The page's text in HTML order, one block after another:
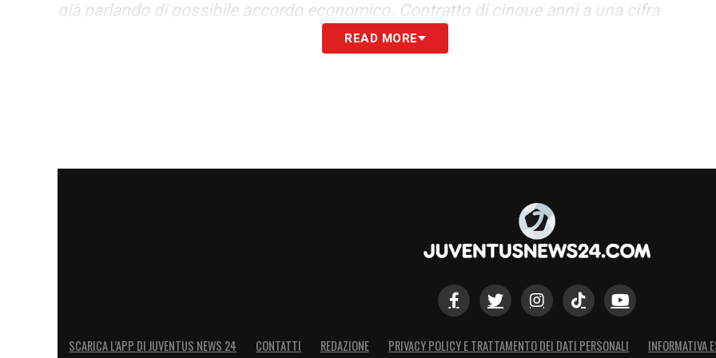
già parlando di possibile accordo economico. Contratto di cinque anni a una cifra
importante, quasi 2,5 milioni all’anno. Questo testimonia il fatto che il Napoli vuole
READ MORE
SCARICA L’APP DI JUVENTUS NEWS 24 CONTATTI REDAZIONE PRIVACY POLICY E TRATTAMENTO DEI DATI PERSONALI INFORMATIVA